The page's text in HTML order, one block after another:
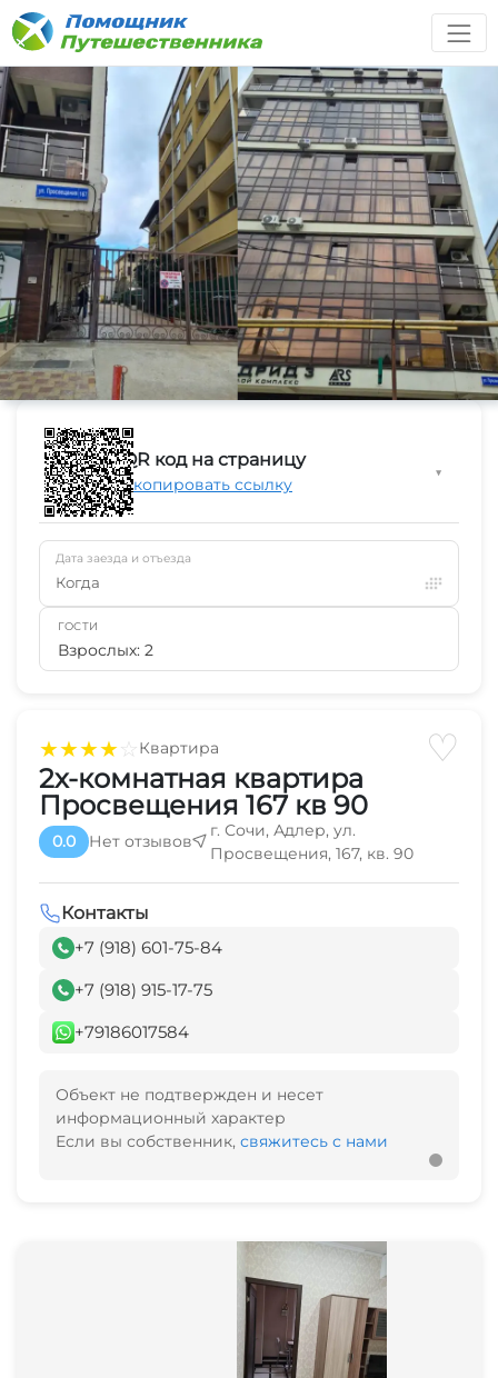
★★★★☆Квартира ♡
2х-комнатная квартира
Просвещения 167 кв 90
0.0 Нет отзывов
г. Сочи, Адлер, ул.
Просвещения, 167, кв. 90
Контакты
+7 (918) 601-75-84
+7 (918) 915-17-75
+79186017584
Объект не подтвержден и несет
информационный характер
Если вы собственник, свяжитесь с нами
QR код на страницу
Скопировать ссылку
▼
Дата заезда и отъезда
Когда
ГОСТИ
Взрослых: 2